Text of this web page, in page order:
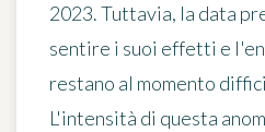
2023. Tuttavia, la data
sentire i suoi effetti e
restano al momento
L'intensità di questa